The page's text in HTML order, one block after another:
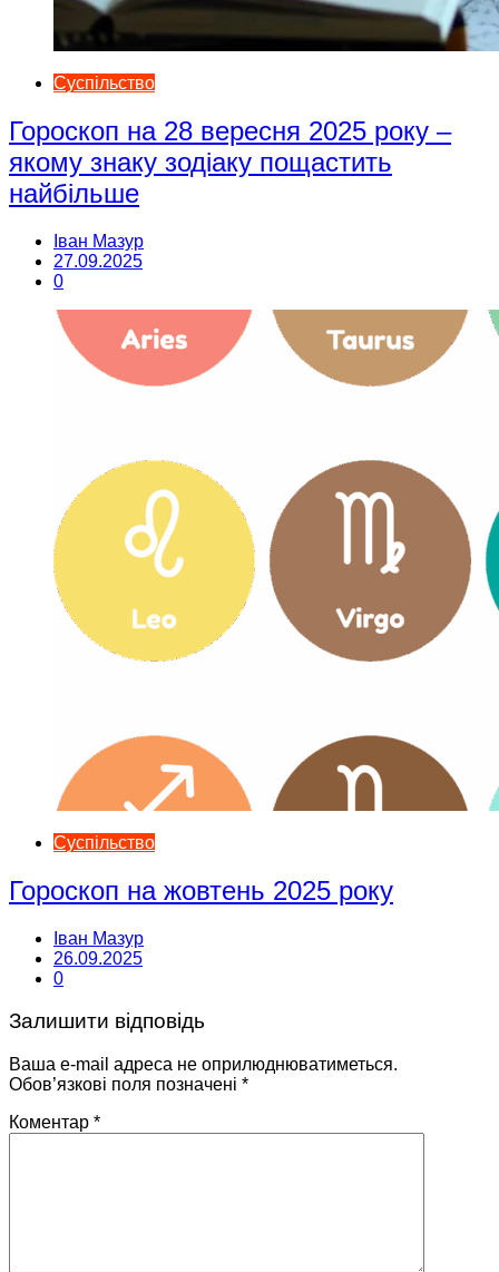
Суспільство
Гороскоп на 28 вересня 2025 року –
якому знаку зодіаку пощастить
найбільше
Іван Мазур
27.09.2025
0
Суспільство
Гороскоп на жовтень 2025 року
Іван Мазур
26.09.2025
0
Залишити відповідь
Ваша e-mail адреса не оприлюднюватиметься.
Обов’язкові поля позначені *
Коментар *